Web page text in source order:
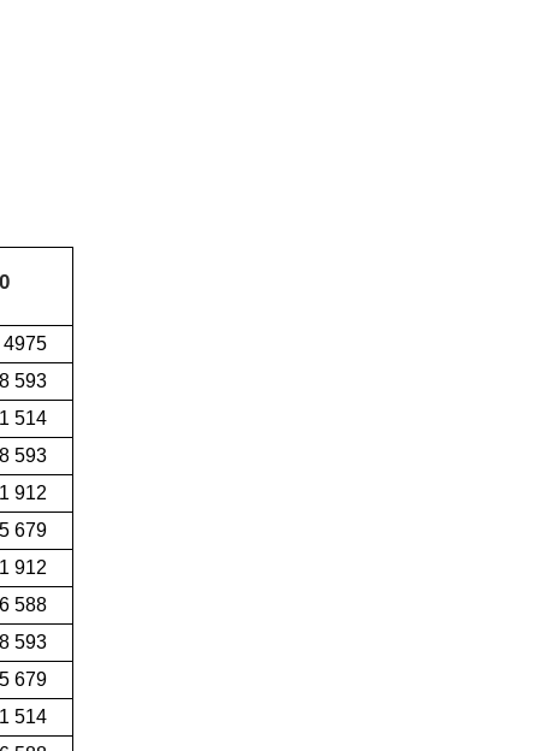
4975
593
514
593
912
679
912
588
593
679
514